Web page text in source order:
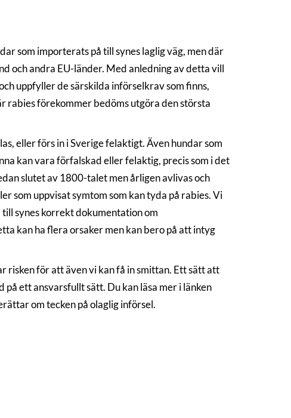
som importerats på till synes laglig väg, men där
och andra EU-länder. Med anledning av detta vill
uppfyller de särskilda införselkrav som finns,
rabies förekommer bedöms utgöra den största
eller förs in i Sverige felaktigt. Även hundar som
kan vara förfalskad eller felaktig, precis som i det
slutet av 1800-talet men årligen avlivas och
som uppvisat symtom som kan tyda på rabies. Vi
synes korrekt dokumentation om
kan ha flera orsaker men kan bero på att intyg
risken för att även vi kan få in smittan. Ett sätt att
ett ansvarsfullt sätt. Du kan läsa mer i länken
om tecken på olaglig införsel.